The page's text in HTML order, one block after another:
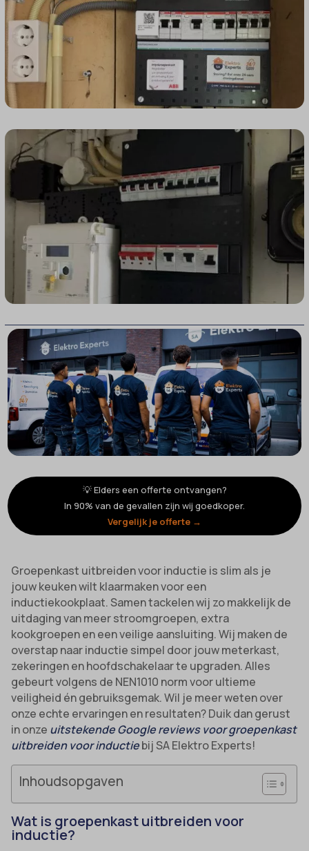
💡 Elders een offerte ontvangen?
In 90% van de gevallen zijn wij goedkoper.
Vergelijk je offerte →
Groepenkast uitbreiden voor inductie is slim als je
jouw keuken wilt klaarmaken voor een
inductiekookplaat. Samen tackelen wij zo makkelijk de
uitdaging van meer stroomgroepen, extra
kookgroepen en een veilige aansluiting. Wij maken de
overstap naar inductie simpel door jouw meterkast,
zekeringen en hoofdschakelaar te upgraden. Alles
gebeurt volgens de NEN1010 norm voor ultieme
veiligheid én gebruiksgemak. Wil je meer weten over
onze echte ervaringen en resultaten? Duik dan gerust
in onze uitstekende Google reviews voor groepenkast
uitbreiden voor inductiebij SA Elektro Experts!
Inhoudsopgaven
Wat is groepenkast uitbreiden voor
inductie?